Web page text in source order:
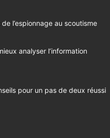
l’espionnage au scoutisme
analyser l’information
pour un pas de deux réussi